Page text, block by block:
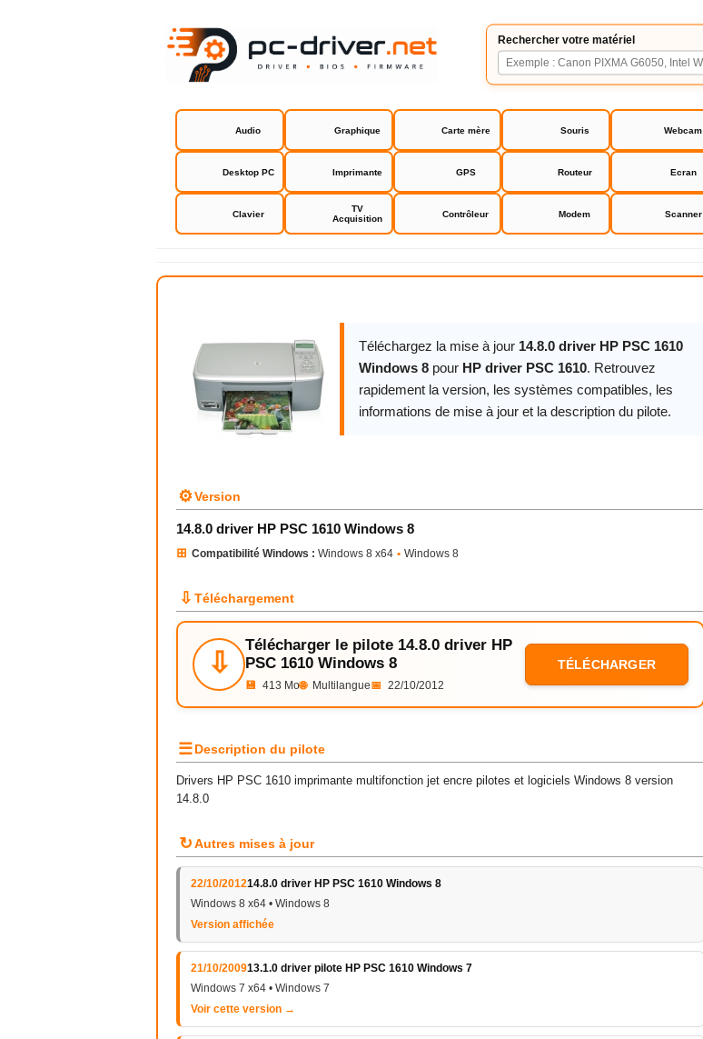
Rechercher votre matériel
Audio Graphique Carte mère Souris Webcam
Desktop PC Imprimante GPS Routeur Ecran
Clavier
TV
Acquisition
Contrôleur Modem Scanner
HP driver PSC 1610
Téléchargez la mise à jour 14.8.0 driver HP PSC 1610
Windows 8 pour HP driver PSC 1610. Retrouvez
rapidement la version, les systèmes compatibles, les
informations de mise à jour et la description du pilote.
⚙Version
14.8.0 driver HP PSC 1610 Windows 8
⊞ Compatibilité Windows : Windows 8 x64 • Windows 8
⇩ Téléchargement
⇩
Télécharger le pilote 14.8.0 driver HP
PSC 1610 Windows 8
💾 413 Mo🌐 Multilangue📅 22/10/2012
TÉLÉCHARGER
☰Description du pilote
Drivers HP PSC 1610 imprimante multifonction jet encre pilotes et logiciels Windows 8 version
14.8.0
↻Autres mises à jour
22/10/201214.8.0 driver HP PSC 1610 Windows 8
Windows 8 x64 • Windows 8
Version affichée
21/10/200913.1.0 driver pilote HP PSC 1610 Windows 7
Windows 7 x64 • Windows 7
Voir cette version →